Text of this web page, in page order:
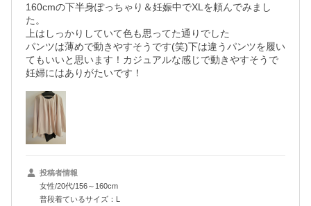
160cmの下半身ぽっちゃり＆妊娠中でXLを頼んでみまし
た。
上はしっかりしていて色も思ってた通りでした
パンツは薄めで動きやすそうです(笑)下は違うパンツを履い
てもいいと思います！カジュアルな感じで動きやすそうで
妊婦にはありがたいです！
投稿者情報
女性/20代/156～160cm
普段着ているサイズ：L